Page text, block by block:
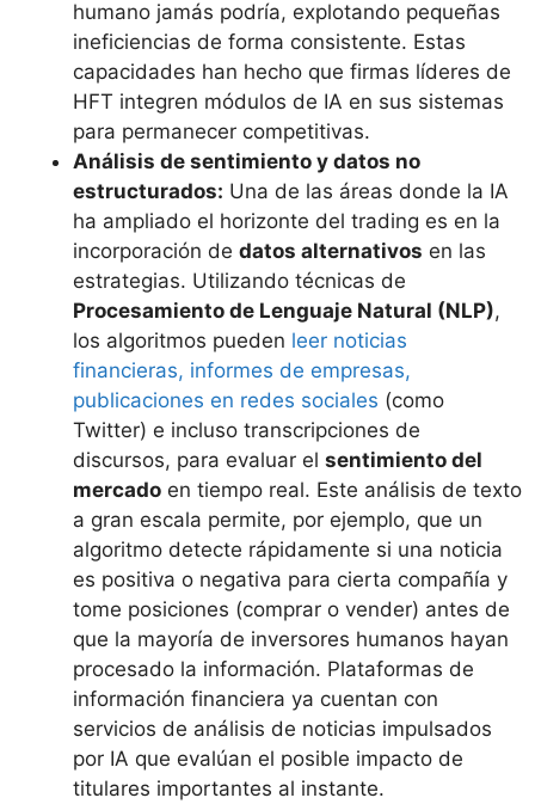
humano jamás podría, explotando pequeñas
ineficiencias de forma consistente​. Estas
capacidades han hecho que firmas líderes de
HFT integren módulos de IA en sus sistemas
para permanecer competitivas.
Análisis de sentimiento y datos no
estructurados: Una de las áreas donde la IA
ha ampliado el horizonte del trading es en la
incorporación de datos alternativos en las
estrategias. Utilizando técnicas de
Procesamiento de Lenguaje Natural (NLP),
los algoritmos pueden leer noticias
financieras, informes de empresas,
publicaciones en redes sociales (como
Twitter) e incluso transcripciones de
discursos, para evaluar el sentimiento del
mercado en tiempo real​. Este análisis de texto
a gran escala permite, por ejemplo, que un
algoritmo detecte rápidamente si una noticia
es positiva o negativa para cierta compañía y
tome posiciones (comprar o vender) antes de
que la mayoría de inversores humanos hayan
procesado la información. Plataformas de
información financiera ya cuentan con
servicios de análisis de noticias impulsados
por IA que evalúan el posible impacto de
titulares importantes al instante​.